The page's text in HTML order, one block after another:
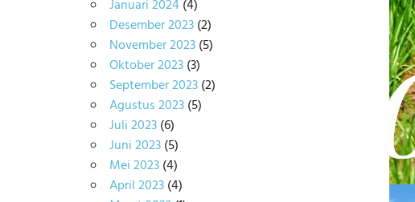
Januari 2024(4)
Desember 2023(2)
November 2023(5)
Oktober 2023(3)
September 2023(2)
Agustus 2023(5)
Juli 2023(6)
Juni 2023(5)
Mei 2023(4)
April 2023(4)